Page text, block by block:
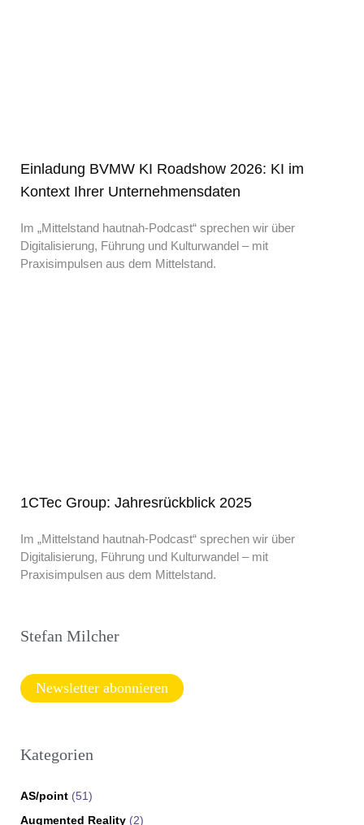
Einladung BVMW KI Roadshow 2026: KI im
Kontext Ihrer Unternehmensdaten
Im „Mittelstand hautnah-Podcast“ sprechen wir über
Digitalisierung, Führung und Kulturwandel – mit
Praxisimpulsen aus dem Mittelstand.
1CTec Group: Jahresrückblick 2025
Im „Mittelstand hautnah-Podcast“ sprechen wir über
Digitalisierung, Führung und Kulturwandel – mit
Praxisimpulsen aus dem Mittelstand.
Stefan Milcher
Newsletter abonnieren
Kategorien
AS/point (51)
Augmented Reality (2)